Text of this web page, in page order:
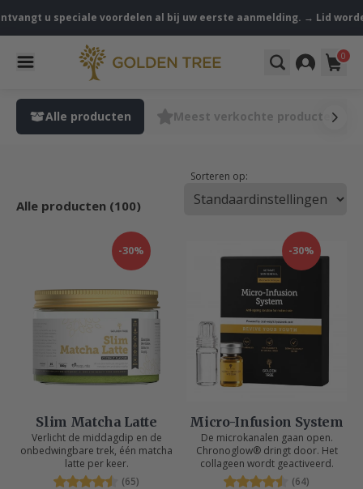
u speciale voordelen al bij uw eerste aanmelding. → Lid worden
0
Alle producten Meest verkochte producten
Alle producten (100)
Sorteren op:
-30%
Slim Matcha Latte
Verlicht de middagdip en de
onbedwingbare trek, één matcha
latte per keer.
(65)
-30%
Micro-Infusion System
De microkanalen gaan open.
Chronoglow® dringt door. Het
collageen wordt geactiveerd.
(64)